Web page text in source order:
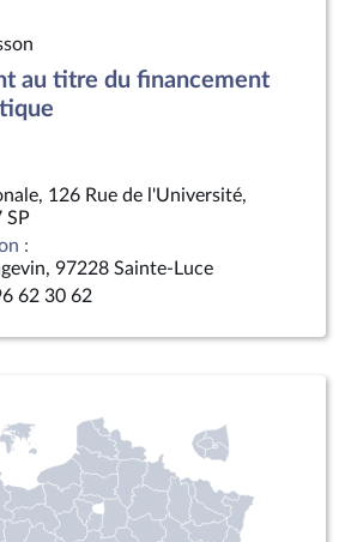
au titre du financement
126 Rue de l'Université,
SP
:
97228 Sainte-Luce
62 30 62